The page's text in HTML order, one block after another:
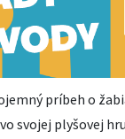
príbeh o
svojej plyšovej